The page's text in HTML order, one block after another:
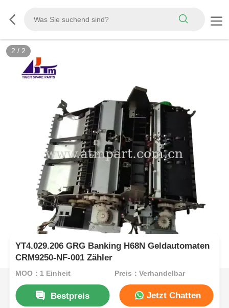
2 / 2
YT4.029.206 GRG Banking H68N Geldautomaten
CRM9250-NF-001 Zähler
MOQ：1 Einheit Preis：Verhandelbar
Bestpreis Jetzt Chatten